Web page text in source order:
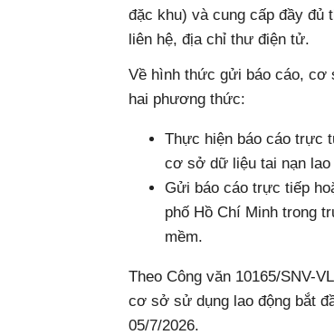
đặc khu) và cung cấp đầy đủ
liên hệ, địa chỉ thư điện tử.
Về hình thức gửi báo cáo, cơ
hai phương thức:
Thực hiện báo cáo trực
cơ sở dữ liệu tai nạn lao
Gửi báo cáo trực tiếp
phố Hồ Chí Minh trong
mềm.
Theo Công văn 10165/SNV-
cơ sở sử dụng lao động bắt
05/7/2026.